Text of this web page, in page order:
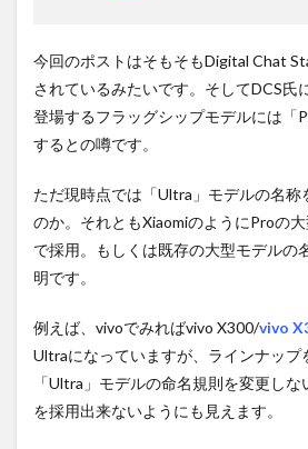
今回のポストはそもそもDigital Chat
されているみたいです。そしてDCS氏
登場するフラッグシップモデルには「
するとの噂です。
ただ現時点では「Ultra」モデルの名称
のか。それともXiaomiのようにProの
で採用。もしくは既存の大型モデルの
明です。
例えば、vivoでみればvivo X300/vivo
Ultraになっていますが、ラインナップ
「Ultra」モデルの命名規則を変更し
を採用出来ないようにも見えます。